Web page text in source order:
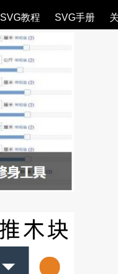
SVG教程 SVG手册